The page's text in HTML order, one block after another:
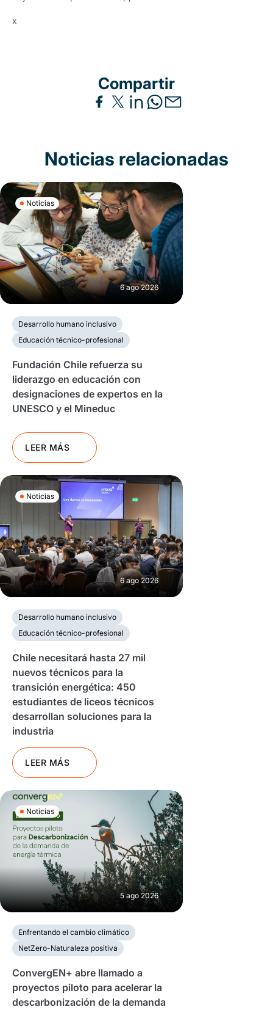
x
Compartir
Noticias relacionadas
Noticias
6 ago 2026
Desarrollo humano inclusivo
Educación técnico-profesional
Fundación Chile refuerza su
liderazgo en educación con
designaciones de expertos en la
UNESCO y el Mineduc
LEER MÁS
Noticias
6 ago 2026
Desarrollo humano inclusivo
Educación técnico-profesional
Chile necesitará hasta 27 mil
nuevos técnicos para la
transición energética: 450
estudiantes de liceos técnicos
desarrollan soluciones para la
industria
LEER MÁS
Noticias
5 ago 2026
Enfrentando el cambio climático
NetZero-Naturaleza positiva
ConvergEN+ abre llamado a
proyectos piloto para acelerar la
descarbonización de la demanda